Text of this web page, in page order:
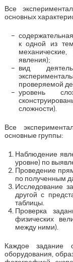
Все
основных
к одной из
явления);
вид
проверяемой
уровень
сложности).
Все
основные группы:
Наблюдение
уровне) по
Проведение
по полученным
Исследование
другой с
таблицы.
Проверка
физических
между ними).
Каждое задание
оборудования,